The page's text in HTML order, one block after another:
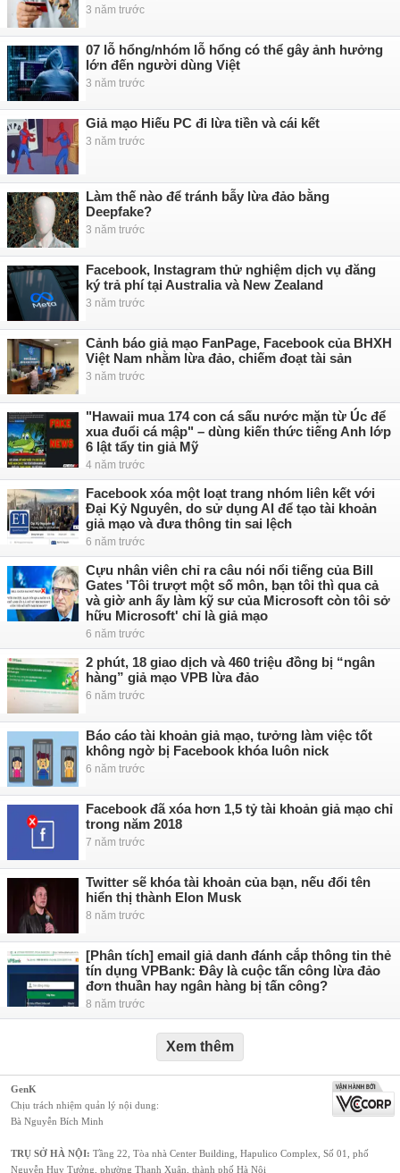
3 năm trước
07 lỗ hổng/nhóm lỗ hổng có thể gây ảnh hưởng
lớn đến người dùng Việt
3 năm trước
Giả mạo Hiếu PC đi lừa tiền và cái kết
3 năm trước
Làm thế nào để tránh bẫy lừa đảo bằng
Deepfake?
3 năm trước
Facebook, Instagram thử nghiệm dịch vụ đăng
ký trả phí tại Australia và New Zealand
3 năm trước
Cảnh báo giả mạo FanPage, Facebook của BHXH
Việt Nam nhằm lừa đảo, chiếm đoạt tài sản
3 năm trước
"Hawaii mua 174 con cá sấu nước mặn từ Úc để
xua đuổi cá mập" – dùng kiến thức tiếng Anh lớp
6 lật tẩy tin giả Mỹ
4 năm trước
Facebook xóa một loạt trang nhóm liên kết với
Đại Kỷ Nguyên, do sử dụng AI để tạo tài khoản
giả mạo và đưa thông tin sai lệch
6 năm trước
Cựu nhân viên chỉ ra câu nói nổi tiếng của Bill
Gates 'Tôi trượt một số môn, bạn tôi thì qua cả
và giờ anh ấy làm kỹ sư của Microsoft còn tôi sở
hữu Microsoft' chỉ là giả mạo
6 năm trước
2 phút, 18 giao dịch và 460 triệu đồng bị “ngân
hàng” giả mạo VPB lừa đảo
6 năm trước
Báo cáo tài khoản giả mạo, tưởng làm việc tốt
không ngờ bị Facebook khóa luôn nick
6 năm trước
Facebook đã xóa hơn 1,5 tỷ tài khoản giả mạo chỉ
trong năm 2018
7 năm trước
Twitter sẽ khóa tài khoản của bạn, nếu đổi tên
hiển thị thành Elon Musk
8 năm trước
[Phân tích] email giả danh đánh cắp thông tin thẻ
tín dụng VPBank: Đây là cuộc tấn công lừa đảo
đơn thuần hay ngân hàng bị tấn công?
8 năm trước
Xem thêm
GenK
Chịu trách nhiệm quản lý nội dung:
Bà Nguyễn Bích Minh
TRỤ SỞ HÀ NỘI: Tầng 22, Tòa nhà Center Building, Hapulico Complex, Số 01, phố
Nguyễn Huy Tưởng, phường Thanh Xuân, thành phố Hà Nội